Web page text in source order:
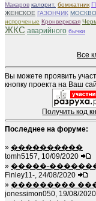
Макаров калорит. бомжатник
ЖЕНСКОЕ ГАЗОНЧИК
испорченые Кронверкская
ЖКС аварийного бычки
Все
Вы можете проявить
кнопку проекта на Ваш
Получить код
Последнее на форуме:
» ����������
tomh5157, 10/09/2020
» �����-
Finley11-, 24/08/2020
» ���������
jonessimon050, 19/08/2020